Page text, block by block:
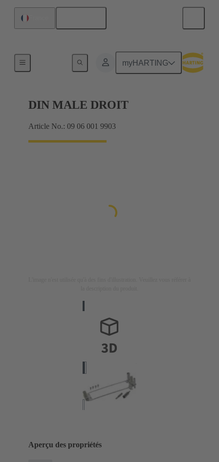
myHARTING
DIN MALE DROIT
Article No.: 09 06 001 9903
Aperçu des propriétés